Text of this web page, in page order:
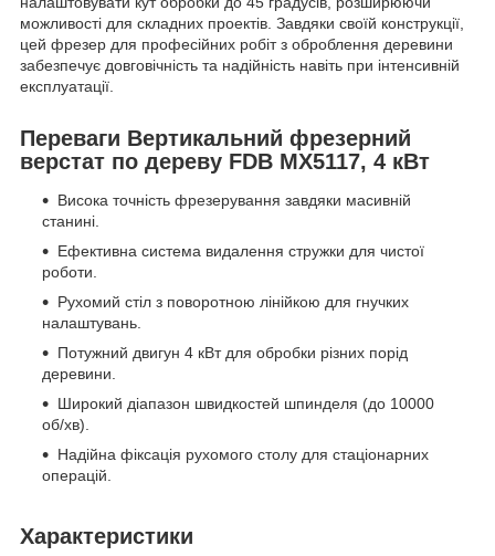
можливості для складних проектів. Завдяки своїй конструкції,
цей фрезер для професійних робіт з оброблення деревини
забезпечує довговічність та надійність навіть при інтенсивній
експлуатації.
Переваги Вертикальний фрезерний
верстат по дереву FDB MX5117, 4 кВт
Висока точність фрезерування завдяки масивній
станині.
Ефективна система видалення стружки для чистої
роботи.
Рухомий стіл з поворотною лінійкою для гнучких
налаштувань.
Потужний двигун 4 кВт для обробки різних порід
деревини.
Широкий діапазон швидкостей шпинделя (до 10000
об/хв).
Надійна фіксація рухомого столу для стаціонарних
операцій.
Характеристики